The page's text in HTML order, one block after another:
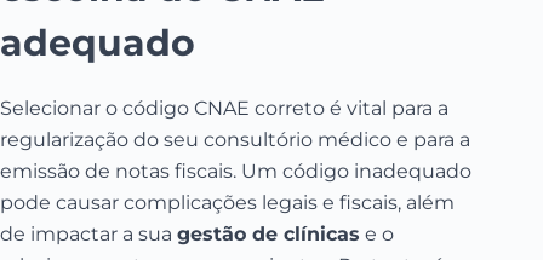
adequado
Selecionar o código CNAE correto é vital para a
regularização do seu consultório médico e para a
emissão de notas fiscais. Um código inadequado
pode causar complicações legais e fiscais, além
de impactar a sua gestão de clínicas e o